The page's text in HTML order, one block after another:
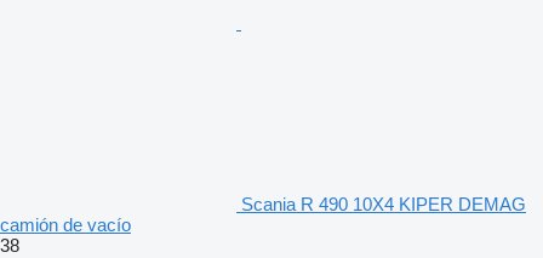
Scania R 490 10X4 KIPER DEMAG
camión de vacío
38